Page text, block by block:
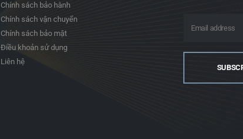
Chính sách bảo hành
Chính sách vận chuyển
Chính sách bảo mật
Điều khoản sử dụng
Liên hệ